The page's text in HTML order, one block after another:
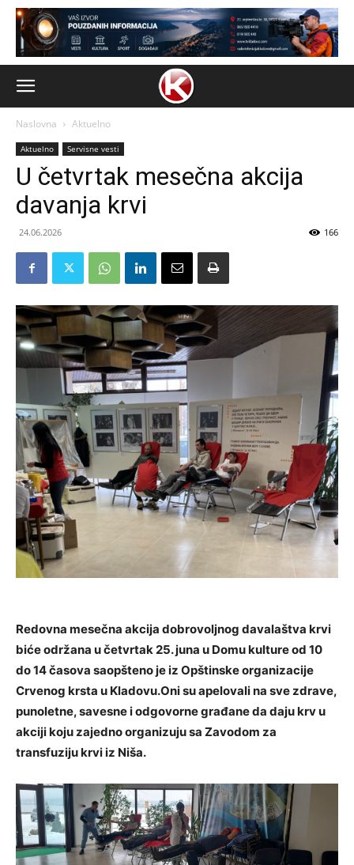
Naslovna Aktuelno
Aktuelno Servisne vesti
U četvrtak mesečna akcija
davanja krvi
24.06.2026 166
Redovna mesečna akcija dobrovoljnog davalaštva krvi
biće održana u četvrtak 25. juna u Domu kulture od 10
do 14 časova saopšteno je iz Opštinske organizacije
Crvenog krsta u Kladovu.Oni su apelovali na sve zdrave,
punoletne, savesne i odgovorne građane da daju krv u
akciji koju zajedno organizuju sa Zavodom za
transfuziju krvi iz Niša.